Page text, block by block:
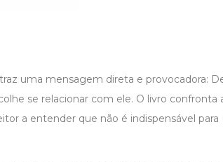
uma mensagem direta e provocadora:
se relacionar com ele. O livro
a entender que não é indispensável